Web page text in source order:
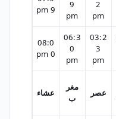
2
pm
9
pm
9 pm
03:2
3
pm
06:3
0
pm
08:0
0 pm
عصر
مغر
ب
عشاء